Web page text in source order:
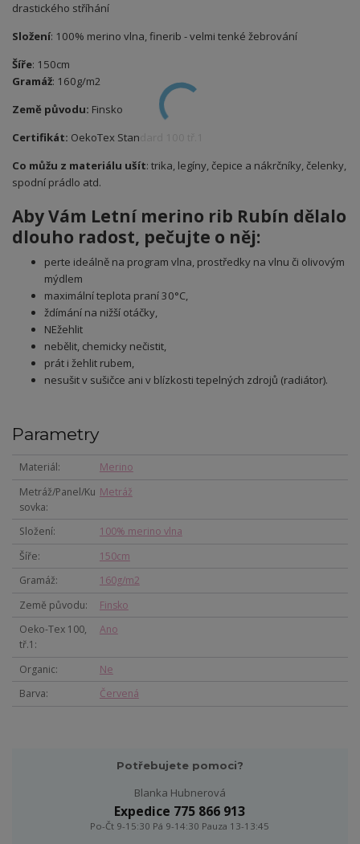
drastického stříhání
Složení: 100% merino vlna, finerib - velmi tenké žebrování
Šíře: 150cm
Gramáž: 160g/m2
Země původu: Finsko
Certifikát: OekoTex Standard 100 tř.1
Co můžu z materiálu ušít: trika, legíny, čepice a nákrčníky, čelenky,
spodní prádlo atd.
Aby Vám Letní merino rib Rubín dělalo
dlouho radost, pečujte o něj:
perte ideálně na program vlna, prostředky na vlnu či olivovým
mýdlem
maximální teplota praní 30°C,
ždímání na nižší otáčky,
NEžehlit
nebělit, chemicky nečistit,
prát i žehlit rubem,
nesušit v sušičce ani v blízkosti tepelných zdrojů (radiátor).
Parametry
Materiál
Merino
Metráž/Panel/Ku
sovka
Metráž
Složení
100% merino vlna
Šíře
150cm
Gramáž
160g/m2
Země původu
Finsko
Oeko-Tex 100,
tř.1
Ano
Organic
Ne
Barva
Červená
Potřebujete pomoci?
Blanka Hubnerová
Expedice 775 866 913
Po-Čt 9-15:30 Pá 9-14:30 Pauza 13-13:45